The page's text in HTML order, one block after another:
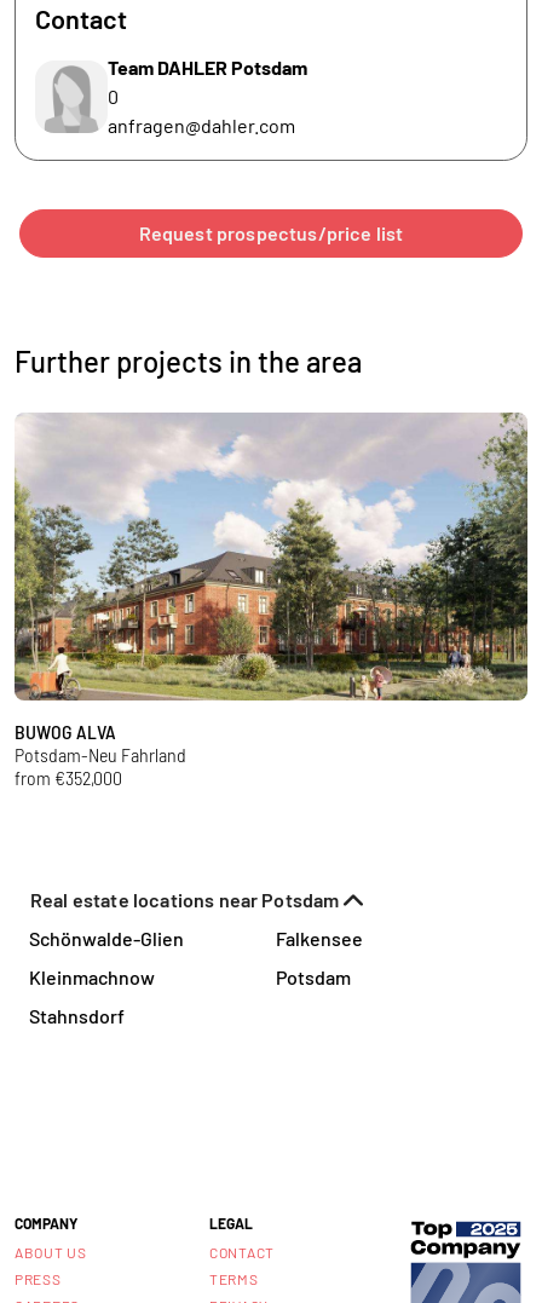
Contact
Team DAHLER Potsdam
0
anfragen@dahler.com
Request prospectus/price list
Further projects in the area
BUWOG ALVA
Potsdam-Neu Fahrland
from €352,000
Real estate locations near Potsdam
Schönwalde-Glien
Falkensee
Kleinmachnow
Potsdam
Stahnsdorf
COMPANY
ABOUT US
PRESS
LEGAL
CONTACT
TERMS